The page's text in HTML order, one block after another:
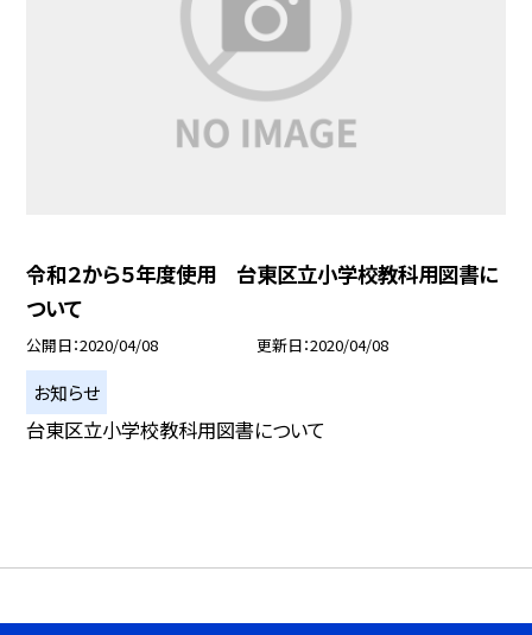
令和２から５年度使用 台東区立小学校教科用図書に
ついて
公開日 2020/04/08 更新日 2020/04/08
お知らせ
台東区立小学校教科用図書について